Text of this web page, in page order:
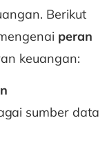
Berikut
peran
keuangan:
sumber data